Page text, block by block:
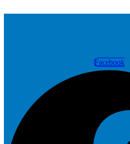
Facebook